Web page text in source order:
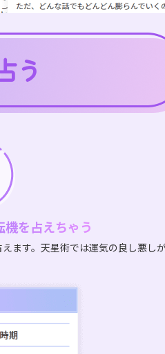
を占えちゃう
ます。天星術では運気の良し悪し